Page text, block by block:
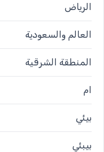
الرياض
العالم والسعودية
المنطقة الشرقية
ام
بيئي
بيبئي